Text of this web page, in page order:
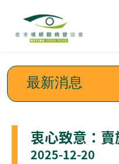
最新消息
衷心致意：
2025-12-20